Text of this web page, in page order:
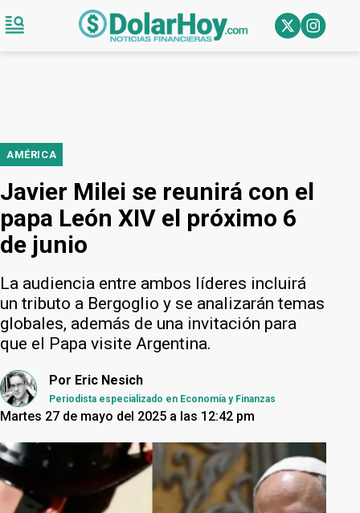
AMÉRICA
Javier Milei se reunirá con el
papa León XIV el próximo 6
de junio
La audiencia entre ambos líderes incluirá
un tributo a Bergoglio y se analizarán temas
globales, además de una invitación para
que el Papa visite Argentina.
Por Eric Nesich
Periodista especializado en Economía y Finanzas
Martes 27 de mayo del 2025 a las 12:42 pm